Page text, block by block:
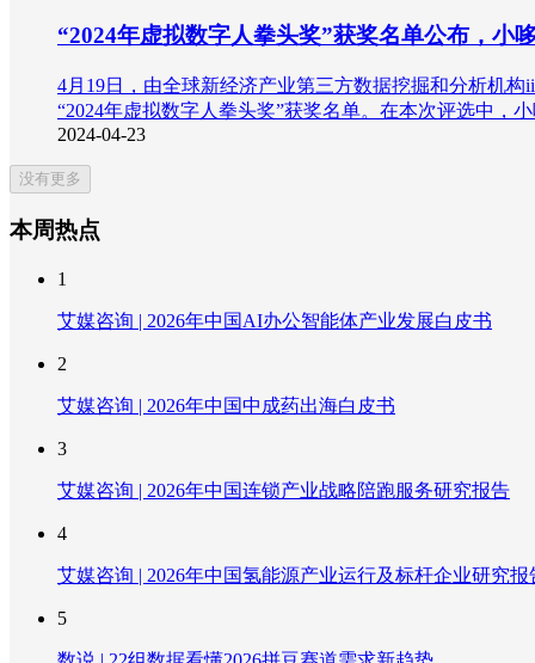
“2024年虚拟数字人拳头奖”获奖名单公布，小
4月19日，由全球新经济产业第三方数据挖掘和分析机构
“2024年虚拟数字人拳头奖”获奖名单。在本次评选中，
2024-04-23
没有更多
本周热点
1
艾媒咨询 | 2026年中国AI办公智能体产业发展白皮书
2
艾媒咨询 | 2026年中国中成药出海白皮书
3
艾媒咨询 | 2026年中国连锁产业战略陪跑服务研究报告
4
艾媒咨询 | 2026年中国氢能源产业运行及标杆企业研究报
5